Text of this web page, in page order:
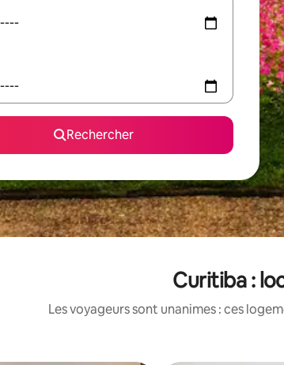
Rechercher
Curitiba :
Les voyageurs sont unanimes : ces